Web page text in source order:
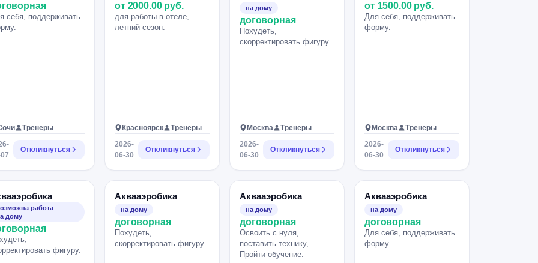
себя, поддерживать
Тренеры
Откликнуться
от 2000.00 руб.
для работы в отеле,
летний сезон.
Красноярск
Тренеры
2026-
06-30
Откликнуться
на дому
договорная
Похудеть,
скорректировать фигуру.
Москва
Тренеры
2026-
06-30
Откликнуться
от 1500.00 руб.
Для себя, поддерживать
форму.
Москва
Тренеры
2026-
06-30
Откликнуться
работа
дому
фигуру.
Аквааэробика
на дому
договорная
Похудеть,
скорректировать фигуру.
Аквааэробика
на дому
договорная
Освоить с нуля,
поставить технику,
Пройти обучение.
Аквааэробика
на дому
договорная
Для себя, поддерживать
форму.